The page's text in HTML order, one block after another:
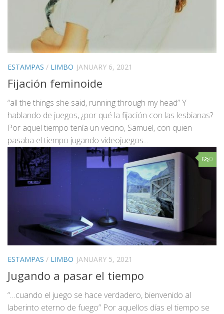
ESTAMPAS / LIMBO JANUARY 6, 2021
Fijación feminoide
“all the things she said, running through my head” Y
hablando de juegos, ¿por qué la fijación con las lesbianas?
Por aquel tiempo tenía un vecino, Samuel, con quien
pasaba el tiempo jugando videojuegos...
0
ESTAMPAS / LIMBO JANUARY 5, 2021
Jugando a pasar el tiempo
“…cuando el juego se hace verdadero, bienvenido al
laberinto eterno de fuego” Por aquellos días el tiempo se